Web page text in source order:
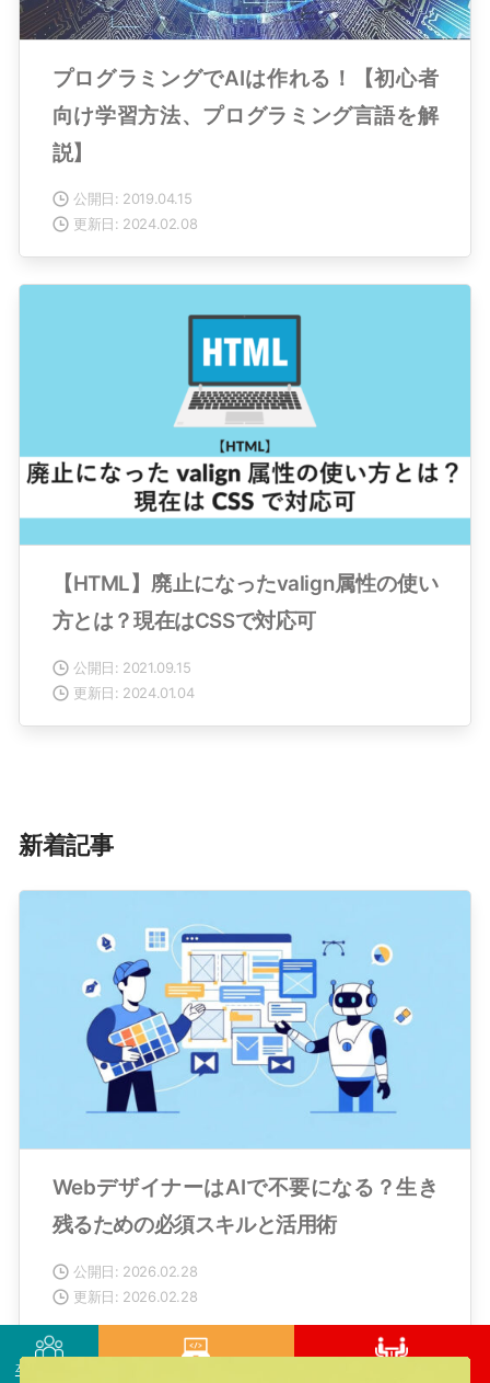
卒業生の声
プログラミングでAIは作れる！【初心者
向け学習方法、プログラミング言語を解
説】
公開日: 2019.04.15
更新日: 2024.02.08
【HTML】廃止になったvalign属性の使い
方とは？現在はCSSで対応可
公開日: 2021.09.15
更新日: 2024.01.04
新着記事
WebデザイナーはAIで不要になる？生き
残るための必須スキルと活用術
公開日: 2026.02.28
更新日: 2026.02.28